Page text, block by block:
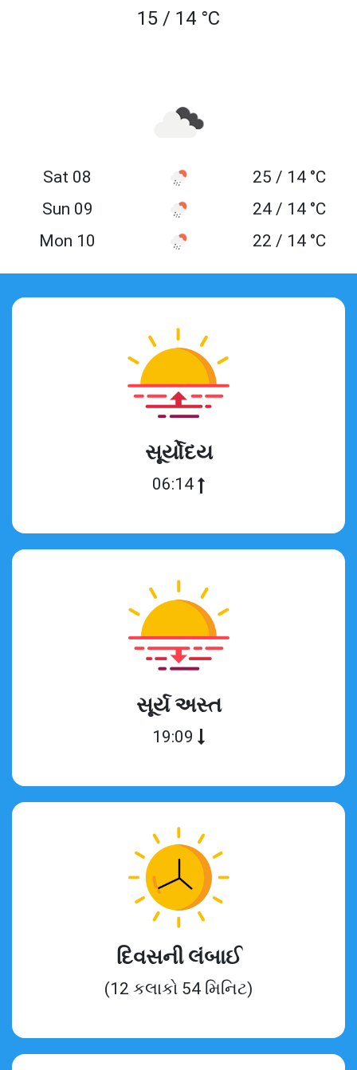
15 / 14 °C
Sat 08
25 / 14 °C
Sun 09
24 / 14 °C
Mon 10
22 / 14 °C
સૂર્યોદય
06:14
સૂર્ય અસ્ત
19:09
દિવસની લંબાઈ
(12 કલાકો 54 મિનિટ)